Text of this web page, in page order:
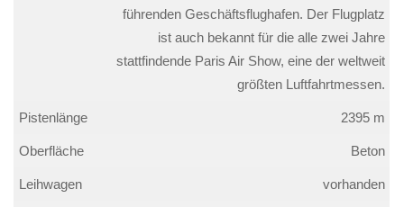
führenden Geschäftsflughafen. Der Flugplatz
ist auch bekannt für die alle zwei Jahre
stattfindende Paris Air Show, eine der weltweit
größten Luftfahrtmessen.
Pistenlänge 2395 m
Oberfläche Beton
Leihwagen vorhanden